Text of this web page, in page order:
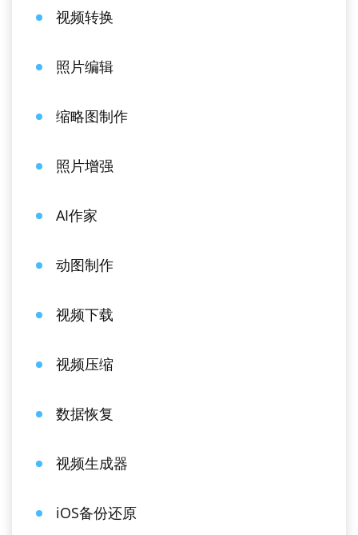
视频转换
照片编辑
缩略图制作
照片增强
AI作家
动图制作
视频下载
视频压缩
数据恢复
视频生成器
iOS备份还原